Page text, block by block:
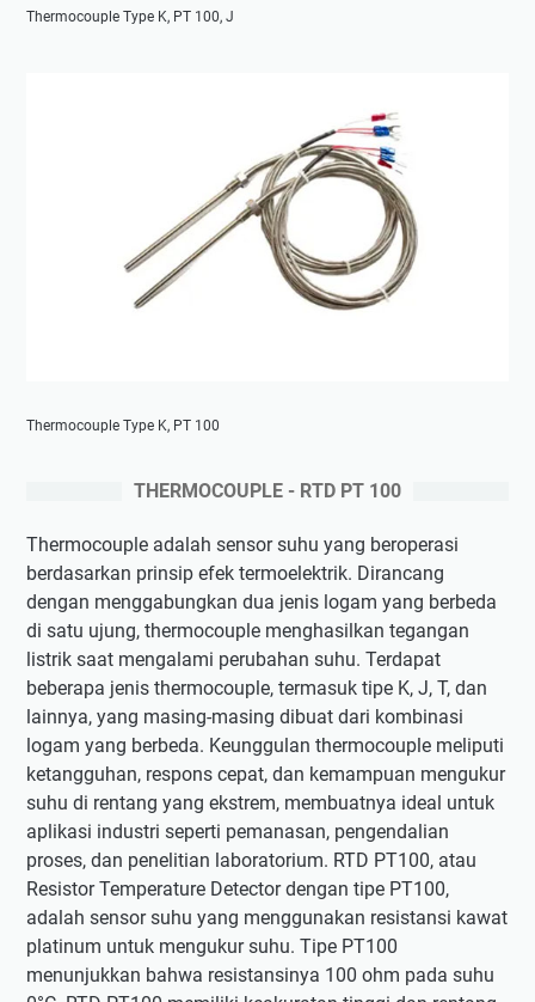
Thermocouple Type K, PT 100, J
Thermocouple Type K, PT 100
THERMOCOUPLE - RTD PT 100
Thermocouple adalah sensor suhu yang beroperasi
berdasarkan prinsip efek termoelektrik. Dirancang
dengan menggabungkan dua jenis logam yang berbeda
di satu ujung, thermocouple menghasilkan tegangan
listrik saat mengalami perubahan suhu. Terdapat
beberapa jenis thermocouple, termasuk tipe K, J, T, dan
lainnya, yang masing-masing dibuat dari kombinasi
logam yang berbeda. Keunggulan thermocouple meliputi
ketangguhan, respons cepat, dan kemampuan mengukur
suhu di rentang yang ekstrem, membuatnya ideal untuk
aplikasi industri seperti pemanasan, pengendalian
proses, dan penelitian laboratorium. RTD PT100, atau
Resistor Temperature Detector dengan tipe PT100,
adalah sensor suhu yang menggunakan resistansi kawat
platinum untuk mengukur suhu. Tipe PT100
menunjukkan bahwa resistansinya 100 ohm pada suhu